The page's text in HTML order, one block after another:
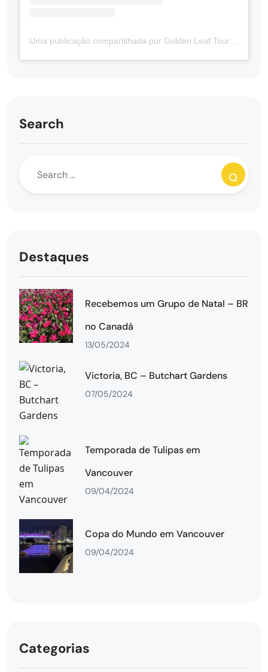
Uma publicação compartilhada por Golden Leaf Tours | Tours Guiados em Português no Canadá 🇨🇦 (@goldenleaftours)
Search
Destaques
Recebemos um Grupo de Natal – BR
no Canadá
13/05/2024
Victoria, BC – Butchart Gardens
07/05/2024
Temporada de Tulipas em
Vancouver
09/04/2024
Copa do Mundo em Vancouver
09/04/2024
Categorias